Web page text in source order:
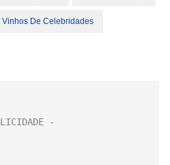
Vinhos De Celebridades